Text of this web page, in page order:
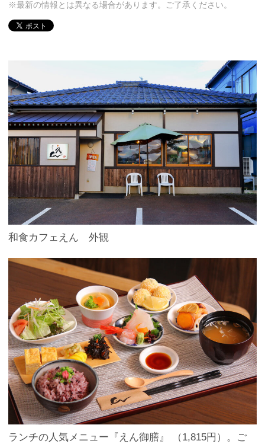
※最新の情報とは異なる場合があります。ご了承ください。
和食カフェえん 外観
ランチの人気メニュー『えん御膳』 （1,815円）。ご